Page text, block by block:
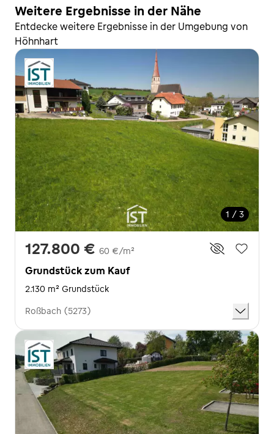
Weitere Ergebnisse in der Nähe
Entdecke weitere Ergebnisse in der Umgebung von
Höhnhart
1 / 3
127.800 € 60 €/m²
Grundstück zum Kauf
2.130 m² Grundstück
Roßbach (5273)